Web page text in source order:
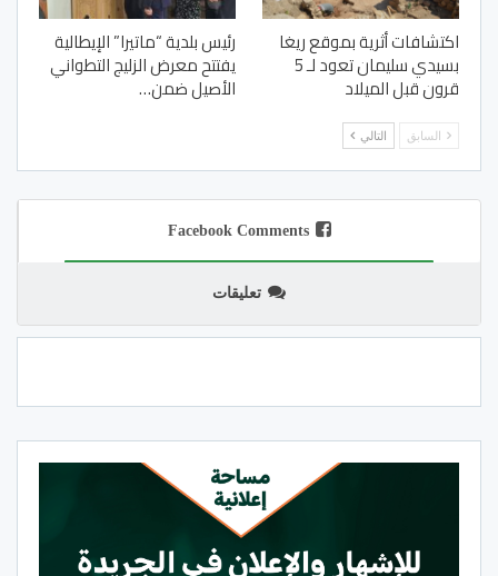
اكتشافات أثرية بموقع ريغا
بسيدي سليمان تعود لـ 5
قرون قبل الميلاد
رئيس بلدية “ماتيرا” الإيطالية
يفتتح معرض الزليج التطواني
الأصيل ضمن…
السابق التالي
Facebook Comments
تعليقات